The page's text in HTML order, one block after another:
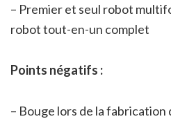
– Premier et seul robot
robot tout-en-un complet
Points négatifs :
– Bouge lors de la fabrication